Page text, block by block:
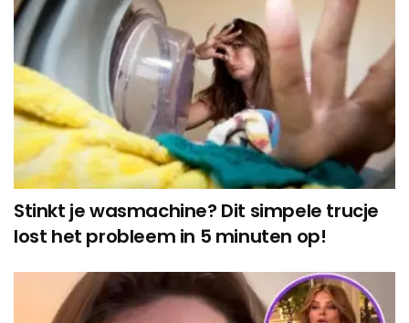
Stinkt je wasmachine? Dit simpele trucje
lost het probleem in 5 minuten op!